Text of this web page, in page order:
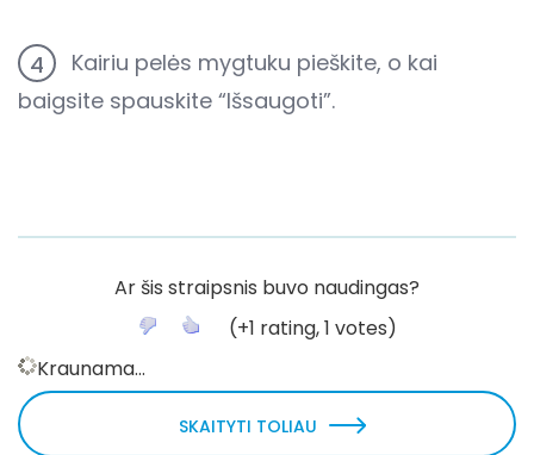
4
Kairiu pelės mygtuku pieškite, o kai
baigsite spauskite “Išsaugoti”.
Ar šis straipsnis buvo naudingas?
(+1 rating,1 votes)
Kraunama...
SKAITYTI TOLIAU